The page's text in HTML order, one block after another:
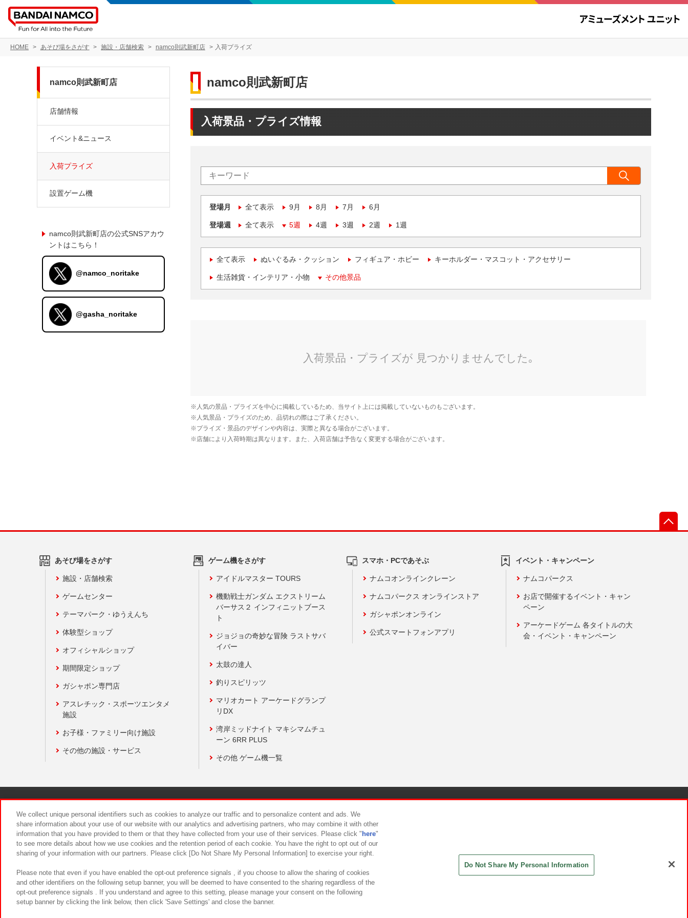
HOME あそび場をさがす 施設・店舗検索 namco則武新町店 入荷プライズ
namco則武新町店
入荷景品・プライズ情報
登場月 全て表示 9月 8月 7月 6月
登場週 全て表示 5週 4週 3週 2週 1週
全て表示 ぬいぐるみ・クッション フィギュア・ホビー キーホルダー・マスコット・アクセサリー
生活雑貨・インテリア・小物 その他景品
namco則武新町店
店舗情報
イベント&ニュース
入荷プライズ
設置ゲーム機
namco則武新町店の公式SNSアカウ
ントはこちら！
@namco_noritake
@gasha_noritake
あそび場をさがす
施設・店舗検索
ゲームセンター
テーマパーク・ゆうえんち
体験型ショップ
オフィシャルショップ
期間限定ショップ
ガシャポン専門店
アスレチック・スポーツエンタメ
施設
お子様・ファミリー向け施設
その他の施設・サービス
ゲーム機をさがす
アイドルマスター TOURS
機動戦士ガンダム エクストリーム
バーサス２ インフィニットブース
ト
ジョジョの奇妙な冒険 ラストサバ
イバー
太鼓の達人
釣りスピリッツ
マリオカート アーケードグランプ
リDX
湾岸ミッドナイト マキシマムチュ
ーン 6RR PLUS
その他 ゲーム機一覧
スマホ・PCであそぶ
ナムコオンラインクレーン
ナムコパークス オンラインストア
ガシャポンオンライン
公式スマートフォンアプリ
イベント・キャンペーン
ナムコパークス
お店で開催するイベント・キャン
ペーン
アーケードゲーム 各タイトルの大
会・イベント・キャンペーン
食品のご提供について カスタマーハラスメント対応方針
We collect unique personal identifiers such as cookies to analyze our traffic and to personalize content and ads. We
share information about your use of our website with our analytics and advertising partners, who may combine it with other
information that you have provided to them or that they have collected from your use of their services. Please click " here"
to see more details about how we use cookies and the retention period of each cookie. You have the right to opt out of our
sharing of your information with our partners. Please click [Do Not Share My Personal Information] to exercise your right.
Please note that even if you have enabled the opt-out preference signals , if you choose to allow the sharing of cookies
and other identifiers on the following setup banner, you will be deemed to have consented to the sharing regardless of the
opt-out preference signals . If you understand and agree to this setting, please manage your consent on the following
setup banner by clicking the link below, then click 'Save Settings' and close the banner.
Do Not Share My Personal Information